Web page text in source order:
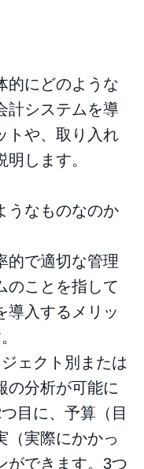
的にどのような
計システムを導
トや、取り入れ
します。
うなものなのか
的で適切な管理
のことを指して
導入するメリッ
ェクト別または
の分析が可能に
目に、予算（目
（実際にかかっ
ができます。3つ